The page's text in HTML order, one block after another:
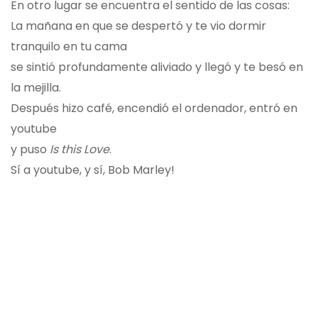
En otro lugar se encuentra el sentido de las cosas:
La mañana en que se despertó y te vio dormir
tranquilo en tu cama
se sintió profundamente aliviado y llegó y te besó en
la mejilla.
Después hizo café, encendió el ordenador, entró en
youtube
y puso Is this Love.
Sí a youtube, y sí, Bob Marley!